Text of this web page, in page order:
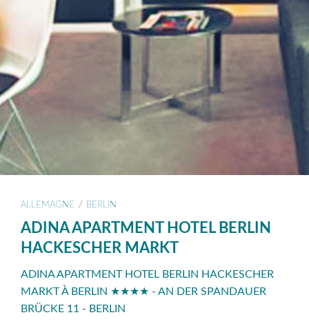
ALLEMAGNE / BERLIN
ADINA APARTMENT HOTEL BERLIN
HACKESCHER MARKT
ADINA APARTMENT HOTEL BERLIN HACKESCHER
MARKT À BERLIN ★★★★ - AN DER SPANDAUER
BRÜCKE 11 - BERLIN